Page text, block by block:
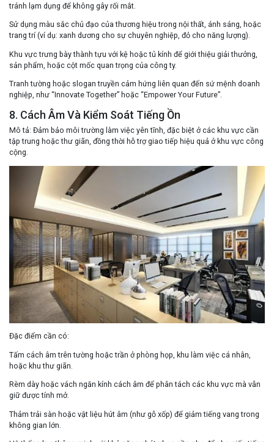
tránh lạm dụng để không gây rối mắt.
Sử dụng màu sắc chủ đạo của thương hiệu trong nội thất, ánh sáng, hoặc
trang trí (ví dụ: xanh dương cho sự chuyên nghiệp, đỏ cho năng lượng).
Khu vực trưng bày thành tựu với kệ hoặc tủ kính để giới thiệu giải thưởng,
sản phẩm, hoặc cột mốc quan trọng của công ty.
Tranh tường hoặc slogan truyền cảm hứng liên quan đến sứ mệnh doanh
nghiệp, như “Innovate Together” hoặc “Empower Your Future”.
8. Cách Âm Và Kiểm Soát Tiếng Ồn
Mô tả: Đảm bảo môi trường làm việc yên tĩnh, đặc biệt ở các khu vực cần
tập trung hoặc thư giãn, đồng thời hỗ trợ giao tiếp hiệu quả ở khu vực công
cộng.
Đặc điểm cần có:
Tấm cách âm trên tường hoặc trần ở phòng họp, khu làm việc cá nhân,
hoặc khu thư giãn.
Rèm dày hoặc vách ngăn kính cách âm để phân tách các khu vực mà vẫn
giữ được tính mở.
Thảm trải sàn hoặc vật liệu hút âm (như gỗ xốp) để giảm tiếng vang trong
không gian lớn.